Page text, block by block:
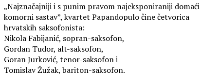
„Najznačajniji i s punim pravom najeksponiraniji domaći
komorni sastav”, kvartet Papandopulo čine četvorica
hrvatskih saksofonista:
Nikola Fabijanić, sopran-saksofon,
Gordan Tudor, alt-saksofon,
Goran Jurković, tenor-saksofon i
Tomislav Žužak, bariton-saksofon.